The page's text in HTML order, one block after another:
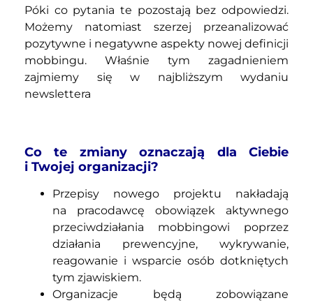
Póki co pytania te pozostają bez odpowiedzi.
Możemy natomiast szerzej przeanalizować
pozytywne i negatywne aspekty nowej definicji
mobbingu. Właśnie tym zagadnieniem
zajmiemy się w najbliższym wydaniu
newslettera
Co te zmiany oznaczają dla Ciebie
i Twojej organizacji?
Przepisy nowego projektu nakładają
na pracodawcę obowiązek aktywnego
przeciwdziałania mobbingowi poprzez
działania prewencyjne, wykrywanie,
reagowanie i wsparcie osób dotkniętych
tym zjawiskiem.
Organizacje będą zobowiązane